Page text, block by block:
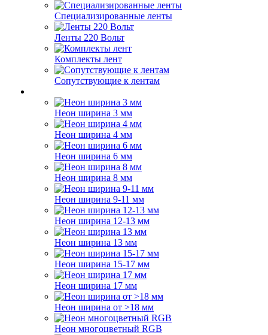
Специализированные ленты
Ленты 220 Вольт
Комплекты лент
Сопутствующие к лентам
Неон ширина 3 мм
Неон ширина 4 мм
Неон ширина 6 мм
Неон ширина 8 мм
Неон ширина 9-11 мм
Неон ширина 12-13 мм
Неон ширина 13 мм
Неон ширина 15-17 мм
Неон ширина 17 мм
Неон ширина от >18 мм
Неон многоцветный RGB